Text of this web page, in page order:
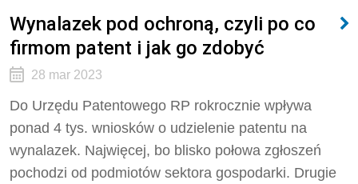
Wynalazek pod ochroną, czyli po co
firmom patent i jak go zdobyć
28 mar 2023
Do Urzędu Patentowego RP rokrocznie wpływa
ponad 4 tys. wniosków o udzielenie patentu na
wynalazek. Najwięcej, bo blisko połowa zgłoszeń
pochodzi od podmiotów sektora gospodarki. Drugie